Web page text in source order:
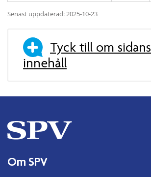
Senast uppdaterad: 2025-10-23
Tyck till om sidans
innehåll
Om SPV